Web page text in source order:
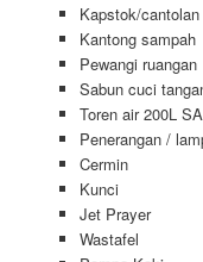
Kapstok/cantolan
Kantong sampah
Pewangi ruangan
Sabun cuci
Toren air 200L
Penerangan /
Cermin
Kunci
Jet Prayer
Wastafel